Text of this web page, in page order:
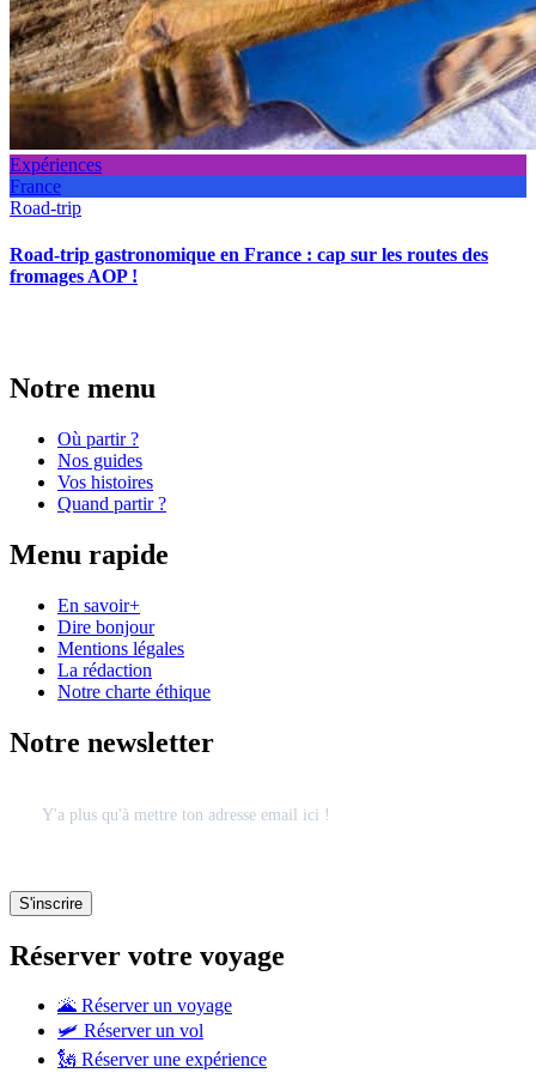
Expériences
France
Road-trip
Road-trip gastronomique en France : cap sur les routes des
fromages AOP !
Notre menu
Où partir ?
Nos guides
Vos histoires
Quand partir ?
Menu rapide
En savoir+
Dire bonjour
Mentions légales
La rédaction
Notre charte éthique
Notre newsletter
Réserver votre voyage
🌋 Réserver un voyage
🛩 Réserver un vol
🗽 Réserver une expérience